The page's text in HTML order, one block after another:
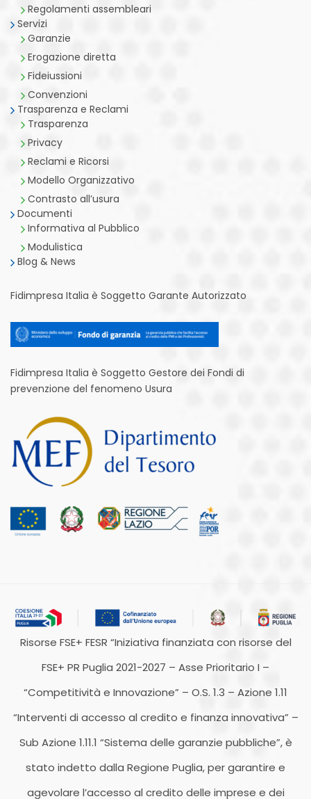
Regolamenti assembleari
Servizi
Garanzie
Erogazione diretta
Fideiussioni
Convenzioni
Trasparenza e Reclami
Trasparenza
Privacy
Reclami e Ricorsi
Modello Organizzativo
Contrasto all’usura
Documenti
Informativa al Pubblico
Modulistica
Blog & News
Fidimpresa Italia è Soggetto Garante Autorizzato
Fidimpresa Italia è Soggetto Gestore dei Fondi di
prevenzione del fenomeno Usura
Risorse FSE+ FESR “Iniziativa finanziata con risorse del
FSE+ PR Puglia 2021-2027 – Asse Prioritario I –
“Competitività e Innovazione” – O.S. 1.3 – Azione 1.11
“Interventi di accesso al credito e finanza innovativa” –
Sub Azione 1.11.1 “Sistema delle garanzie pubbliche”, è
stato indetto dalla Regione Puglia, per garantire e
agevolare l’accesso al credito delle imprese e dei